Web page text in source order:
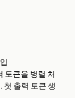
토큰을 병렬 처
첫 출력 토큰 생